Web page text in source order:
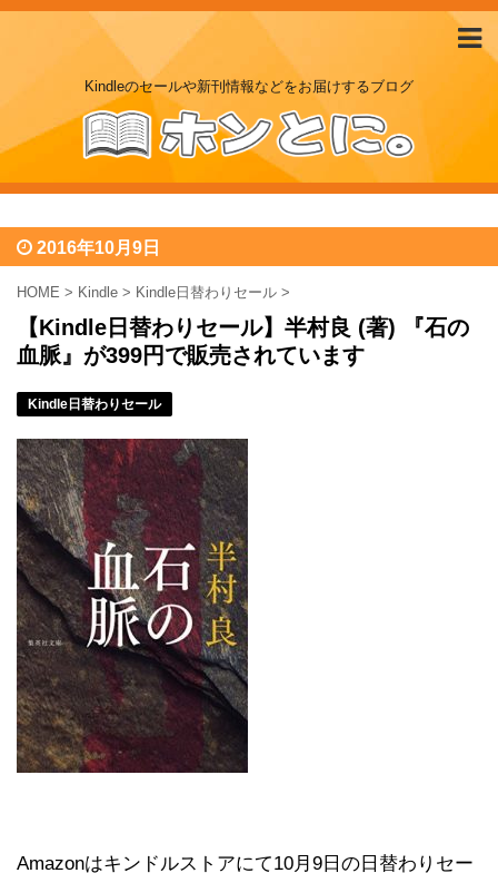
Kindleのセールや新刊情報などをお届けするブログ
2016年10月9日
HOME > Kindle > Kindle日替わりセール >
【Kindle日替わりセール】半村良 (著) 『石の
血脈』が399円で販売されています
Kindle日替わりセール
Amazonはキンドルストアにて10月9日の日替わりセー